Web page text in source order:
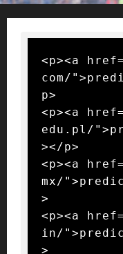
<p><a
com/
p>
<p><a
edu.pl/
></p>
<p><a
mx/
>
<p><a
in/
>